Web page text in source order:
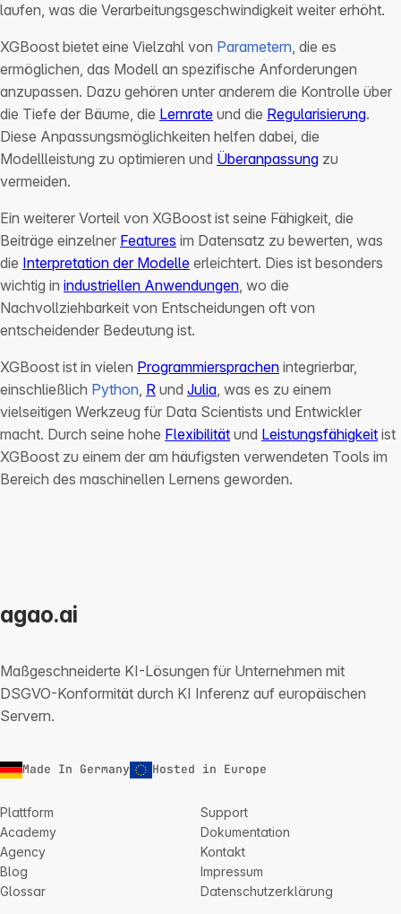
laufen, was die Verarbeitungsgeschwindigkeit weiter erhöht.
XGBoost bietet eine Vielzahl von Parametern, die es
ermöglichen, das Modell an spezifische Anforderungen
anzupassen. Dazu gehören unter anderem die Kontrolle über
die Tiefe der Bäume, die Lernrate und die Regularisierung.
Diese Anpassungsmöglichkeiten helfen dabei, die
Modellleistung zu optimieren und Überanpassung zu
vermeiden.
Ein weiterer Vorteil von XGBoost ist seine Fähigkeit, die
Beiträge einzelner Features im Datensatz zu bewerten, was
die Interpretation der Modelle erleichtert. Dies ist besonders
wichtig in industriellen Anwendungen, wo die
Nachvollziehbarkeit von Entscheidungen oft von
entscheidender Bedeutung ist.
XGBoost ist in vielen Programmiersprachen integrierbar,
einschließlich Python, R und Julia, was es zu einem
vielseitigen Werkzeug für Data Scientists und Entwickler
macht. Durch seine hohe Flexibilität und Leistungsfähigkeit ist
XGBoost zu einem der am häufigsten verwendeten Tools im
Bereich des maschinellen Lernens geworden.
agao.ai
Maßgeschneiderte KI-Lösungen für Unternehmen mit
DSGVO-Konformität durch KI Inferenz auf europäischen
Servern.
Made In Germany Hosted in Europe
Plattform
Academy
Agency
Blog
Glossar
Support
Dokumentation
Kontakt
Impressum
Datenschutzerklärung